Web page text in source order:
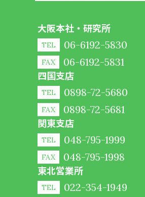
大阪本社・研究所
TEL 06-6192-5830
FAX 06-6192-5831
四国支店
TEL 0898-72-5680
FAX 0898-72-5681
関東支店
TEL 048-795-1999
FAX 048-795-1998
東北営業所
TEL 022-354-1949